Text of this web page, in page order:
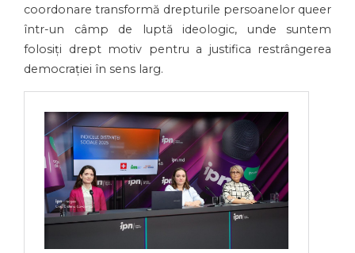
coordonare transformă drepturile persoanelor queer
într-un câmp de luptă ideologic, unde suntem
folosiți drept motiv pentru a justifica restrângerea
democrației în sens larg.